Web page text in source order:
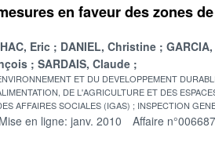
en faveur des zones
Eric DANIEL, Christine
SARDAIS, Claude
ET DU DEVELOPPEMENT
DE L'AGRICULTURE ET DES
AFFAIRES SOCIALES (IGAS)
INSPECTION
Mise en ligne: janv. 2010 Affaire